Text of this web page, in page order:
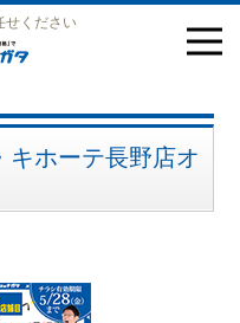
せください
キホーテ長野店オ